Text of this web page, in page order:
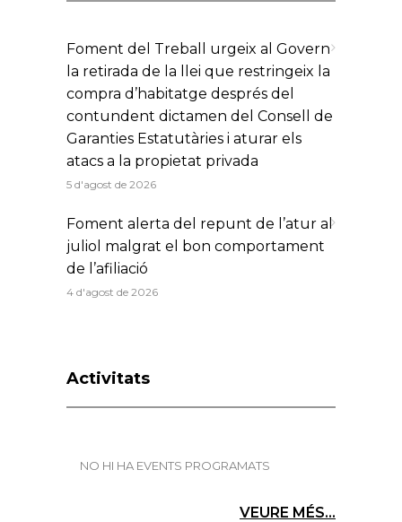
Foment del Treball urgeix al Govern
la retirada de la llei que restringeix la
compra d’habitatge després del
contundent dictamen del Consell de
Garanties Estatutàries i aturar els
atacs a la propietat privada
5 d'agost de 2026
Foment alerta del repunt de l’atur al
juliol malgrat el bon comportament
de l’afiliació
4 d'agost de 2026
Activitats
NO HI HA EVENTS PROGRAMATS
VEURE MÉS...